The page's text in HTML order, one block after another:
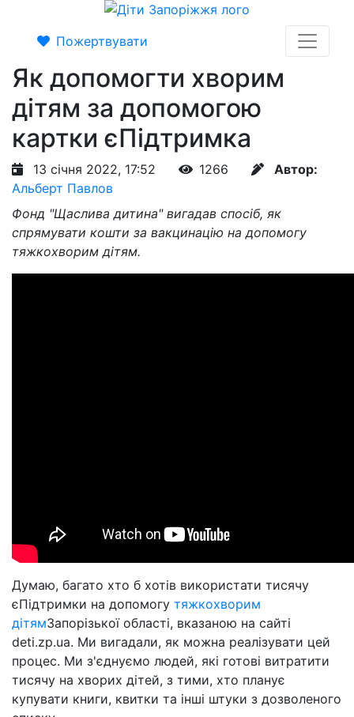
Пожертвувати
Як допомогти хворим
дітям за допомогою
картки єПідтримка
13 січня 2022, 17:52 1266
Автор:
Альберт Павлов
Фонд "Щаслива дитина" вигадав спосіб, як
спрямувати кошти за вакцинацію на допомогу
тяжкохворим дітям.
Думаю, багато хто б хотів використати тисячу
єПідтримки на допомогу тяжкохворим
дітямЗапорізької області, вказаною на сайті
deti.zp.ua. Ми вигадали, як можна реалізувати цей
процес. Ми з'єднуємо людей, які готові витратити
тисячу на хворих дітей, з тими, хто планує
купувати книги, квитки та інші штуки з дозволеного